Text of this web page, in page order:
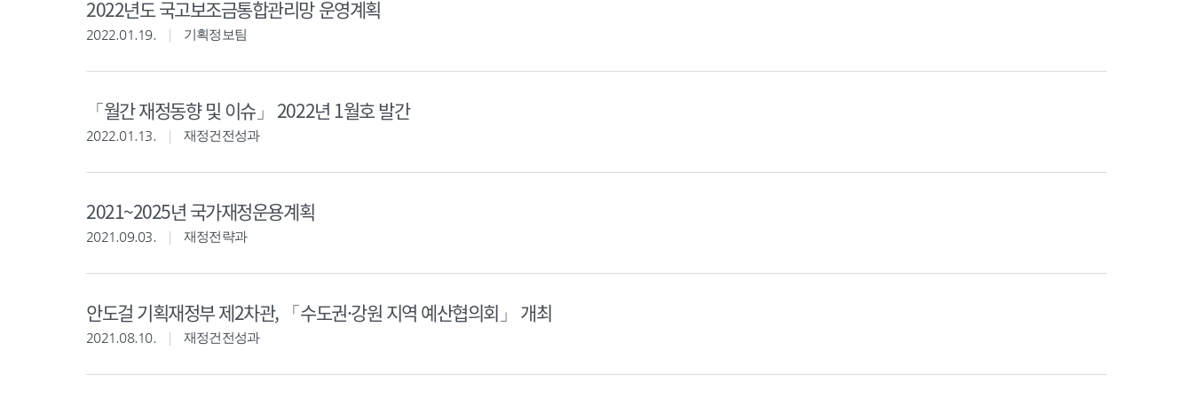
2022년도 국고보조금통합관리망 운영계획
2022.01.19. 기획정보팀
「월간 재정동향 및 이슈」 2022년 1월호 발간
2022.01.13. 재정건전성과
2021~2025년 국가재정운용계획
2021.09.03. 재정전략과
안도걸 기획재정부 제2차관, 「수도권·강원 지역 예산협의회」 개최
2021.08.10. 재정건전성과